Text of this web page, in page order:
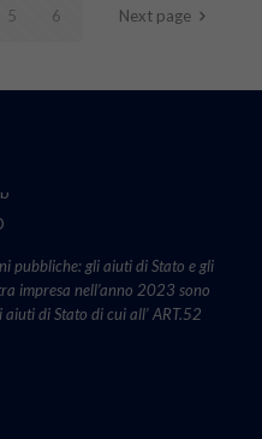
5 6 Next page
pubbliche: gli aiuti di Stato e gli
impresa nell’anno 2023 sono
di Stato di cui all’ ART.52